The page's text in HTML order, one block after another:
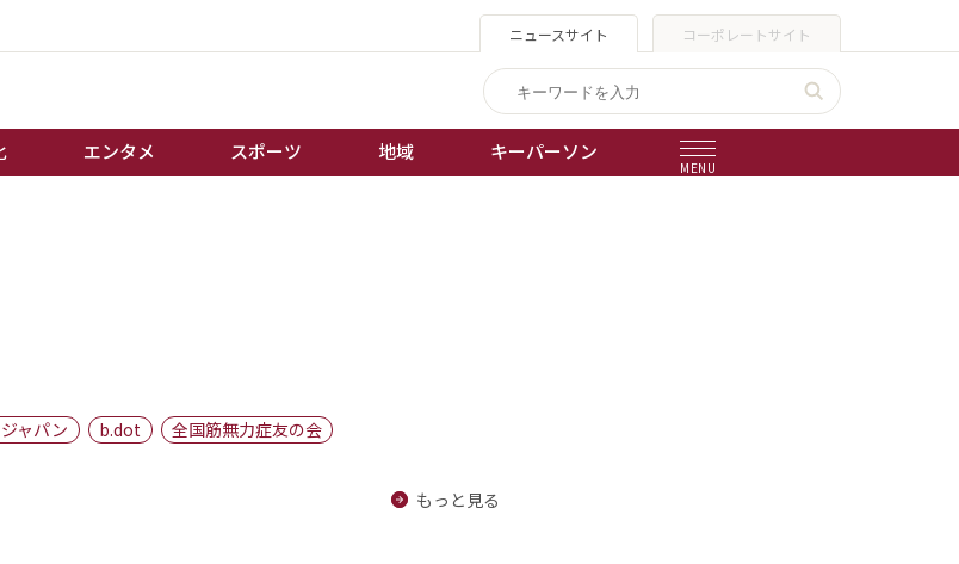
ニュースサイト コーポレートサイト
エンタメ スポーツ 地域 キーパーソン
MENU
棋王戦
ャパン b.dot
全国筋無力症友の会
もっと見る